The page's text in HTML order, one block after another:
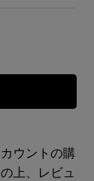
ウントの購
上、レビュ